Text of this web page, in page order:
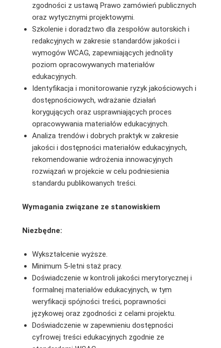
zgodności z ustawą Prawo zamówień publicznych
oraz wytycznymi projektowymi.
Szkolenie i doradztwo dla zespołów autorskich i
redakcyjnych w zakresie standardów jakości i
wymogów WCAG, zapewniających jednolity
poziom opracowywanych materiałów
edukacyjnych.
Identyfikacja i monitorowanie ryzyk jakościowych i
dostępnościowych, wdrażanie działań
korygujących oraz usprawniających proces
opracowywania materiałów edukacyjnych.
Analiza trendów i dobrych praktyk w zakresie
jakości i dostępności materiałów edukacyjnych,
rekomendowanie wdrożenia innowacyjnych
rozwiązań w projekcie w celu podniesienia
standardu publikowanych treści.
Wymagania związane ze stanowiskiem
Niezbędne:
Wykształcenie wyższe.
Minimum 5-letni staż pracy.
Doświadczenie w kontroli jakości merytorycznej i
formalnej materiałów edukacyjnych, w tym
weryfikacji spójności treści, poprawności
językowej oraz zgodności z celami projektu.
Doświadczenie w zapewnieniu dostępności
cyfrowej treści edukacyjnych zgodnie ze